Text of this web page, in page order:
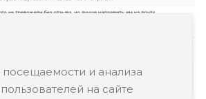
и анализа
на сайте